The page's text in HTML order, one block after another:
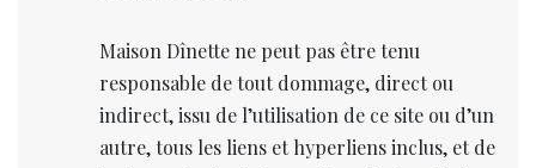
Maison Dînette ne peut pas être tenu
responsable de tout dommage, direct ou
indirect, issu de l’utilisation de ce site ou d’un
autre, tous les liens et hyperliens inclus, et de